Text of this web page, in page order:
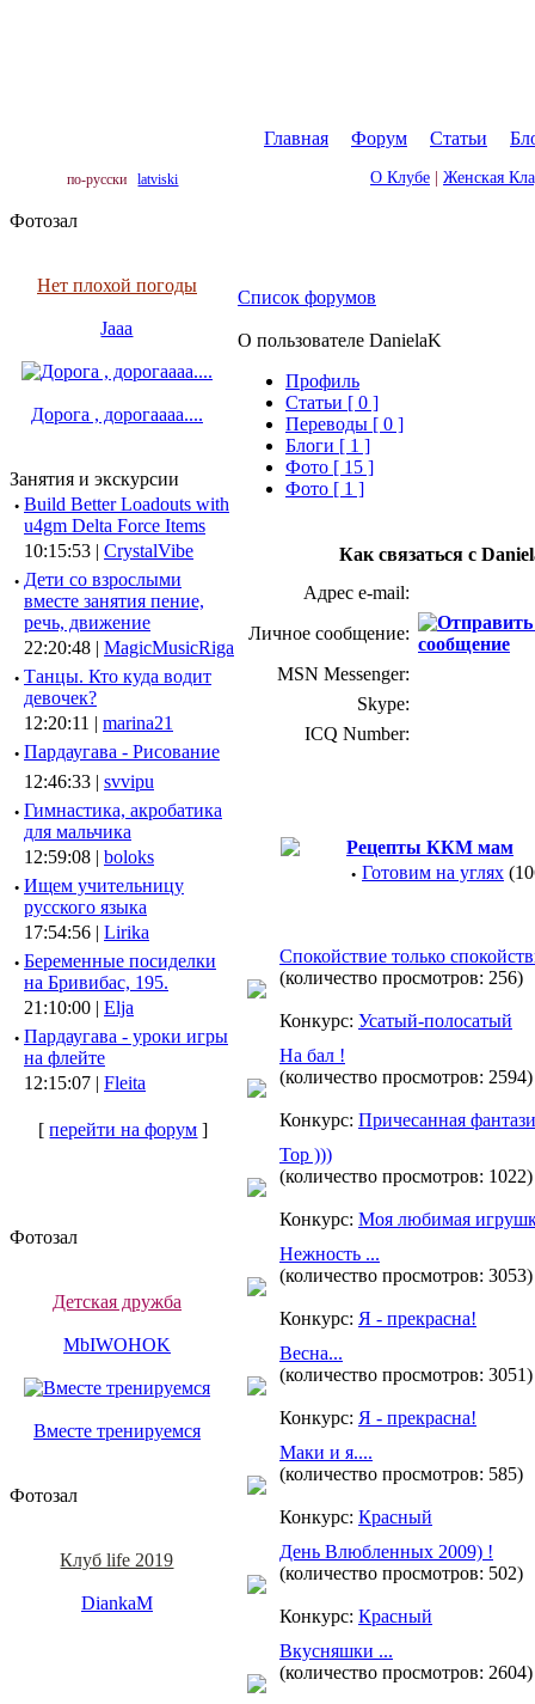
Главная Форум Статьи
по-русски latviski О Клубе Женская
Фотозал
Нет плохой погоды
Jaaa
Дорога , дорогаааа....
Занятия и экскурсии
· Build Better Loadouts with
u4gm Delta Force Items
10:15:53 | CrystalVibe
· Дети со взрослыми
вместе занятия пение,
речь, движение
22:20:48 | MagicMusicRiga
· Танцы. Кто куда водит
девочек?
12:20:11 | marina21
· Пардаугава - Рисование
12:46:33 | svvipu
· Гимнастика, акробатика
для мальчика
12:59:08 | boloks
· Ищем учительницу
русского языка
17:54:56 | Lirika
· Беременные посиделки
на Бривибас, 195.
21:10:00 | Elja
· Пардаугава - уроки игры
на флейте
12:15:07 | Fleita
[перейти на форум ]
Фотозал
Детская дружба
MbIWOHOK
Вместе тренируемся
Фотозал
Клуб life 2019
DiankaM
Список форумов
О пользователе DanielaK
Профиль
Cтатьи [ 0 ]
Переводы [ 0 ]
Блоги [ 1 ]
Фото [ 15 ]
Фото [ 1 ]
Как связаться с
Адрес e-mail:
Личное сообщение:
MSN Messenger:
Skype:
ICQ Number:
Рецепты ККМ мам
· Готовим на углях
Спокойствие только
(количество просмотров: 256)
Конкурс: Усатый-полосатый
На бал !
(количество просмотров: 2594)
Конкурс: Причесанная
Тор )))
(количество просмотров: 1022)
Конкурс: Моя любимая
Нежность ...
(количество просмотров: 3053)
Конкурс: Я - прекрасна!
Весна...
(количество просмотров: 3051)
Конкурс: Я - прекрасна!
Маки и я....
(количество просмотров: 585)
Конкурс: Красный
День Влюбленных 2009) !
(количество просмотров: 502)
Конкурс: Красный
Вкусняшки ...
(количество просмотров: 2604)